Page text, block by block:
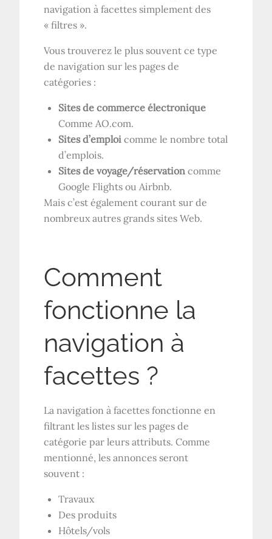
navigation à facettes simplement des
« filtres ».
Vous trouverez le plus souvent ce type
de navigation sur les pages de
catégories :
Sites de commerce électronique
Comme AO.com.
Sites d’emploi comme le nombre total
d’emplois.
Sites de voyage/réservation comme
Google Flights ou Airbnb.
Mais c’est également courant sur de
nombreux autres grands sites Web.
Comment
fonctionne la
navigation à
facettes ?
La navigation à facettes fonctionne en
filtrant les listes sur les pages de
catégorie par leurs attributs. Comme
mentionné, les annonces seront
souvent :
Travaux
Des produits
Hôtels/vols